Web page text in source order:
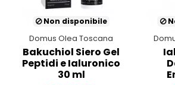
Non disponibile
Domus Olea Toscana
Bakuchiol Siero Gel
Peptidi e Ialuronico
30 ml